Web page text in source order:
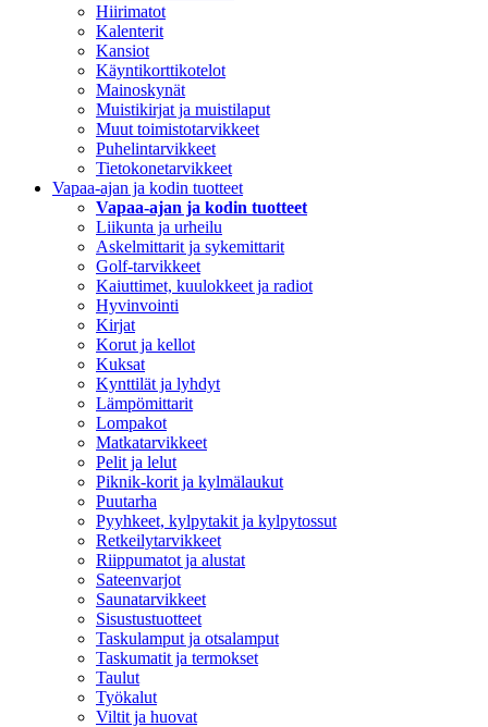
Hiirimatot
Kalenterit
Kansiot
Käyntikorttikotelot
Mainoskynät
Muistikirjat ja muistilaput
Muut toimistotarvikkeet
Puhelintarvikkeet
Tietokonetarvikkeet
Vapaa-ajan ja kodin tuotteet
Vapaa-ajan ja kodin tuotteet
Liikunta ja urheilu
Askelmittarit ja sykemittarit
Golf-tarvikkeet
Kaiuttimet, kuulokkeet ja radiot
Hyvinvointi
Kirjat
Korut ja kellot
Kuksat
Kynttilät ja lyhdyt
Lämpömittarit
Lompakot
Matkatarvikkeet
Pelit ja lelut
Piknik-korit ja kylmälaukut
Puutarha
Pyyhkeet, kylpytakit ja kylpytossut
Retkeilytarvikkeet
Riippumatot ja alustat
Sateenvarjot
Saunatarvikkeet
Sisustustuotteet
Taskulamput ja otsalamput
Taskumatit ja termokset
Taulut
Työkalut
Viltit ja huovat